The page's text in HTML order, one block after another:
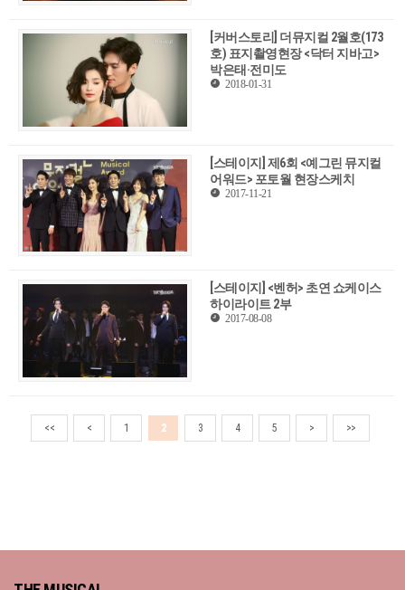
[커버스토리] 더뮤지컬 2월호(173
호) 표지촬영현장 <닥터 지바고>
박은태·전미도
2018-01-31
[스테이지] 제6회 <예그린 뮤지컬
어워드> 포토월 현장스케치
2017-11-21
[스테이지] <벤허> 초연 쇼케이스
하이라이트 2부
2017-08-08
<< < 1 2 3 4 5 > >>